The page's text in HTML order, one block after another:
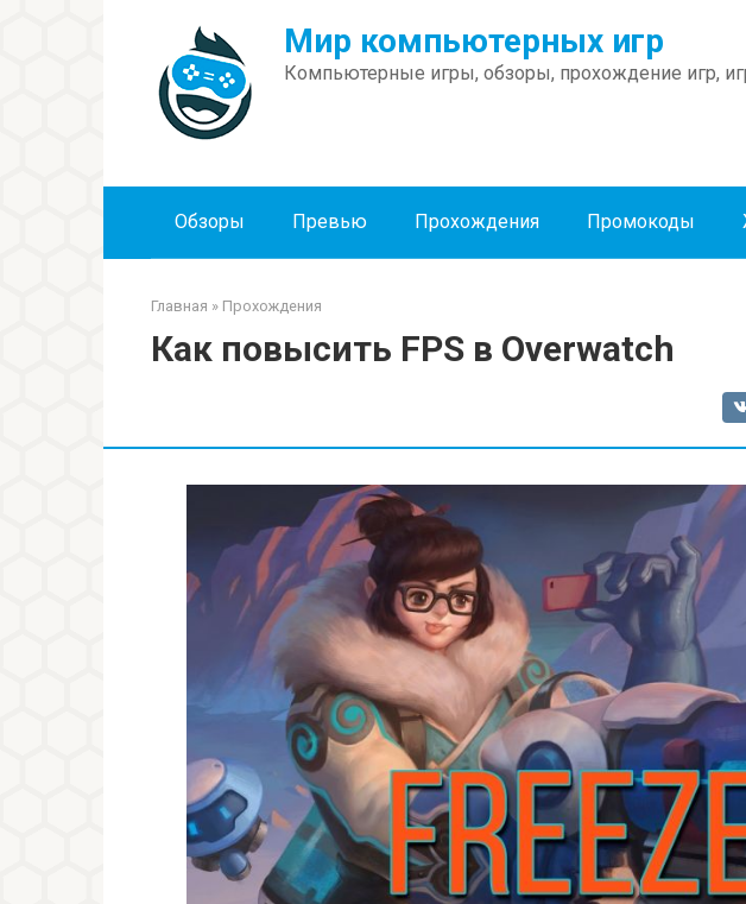
Мир компьютерных игр
Компьютерные игры, обзоры, прохождение игр,
Обзоры Превью Прохождения Промокоды
Главная » Прохождения
Как повысить FPS в Overwatch